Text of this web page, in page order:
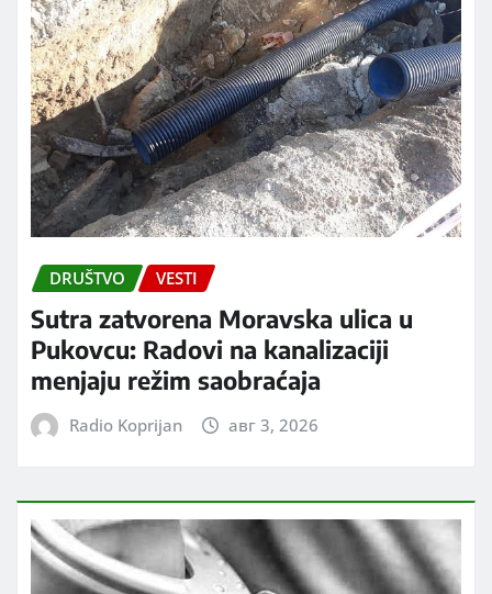
DRUŠTVO VESTI
Sutra zatvorena Moravska ulica u
Pukovcu: Radovi na kanalizaciji
menjaju režim saobraćaja
Radio Koprijan авг 3, 2026